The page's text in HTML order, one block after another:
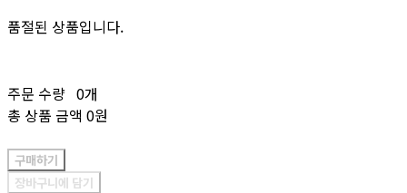
품절된 상품입니다.
주문 수량 0개
총 상품 금액 0원
구매하기
장바구니에 담기